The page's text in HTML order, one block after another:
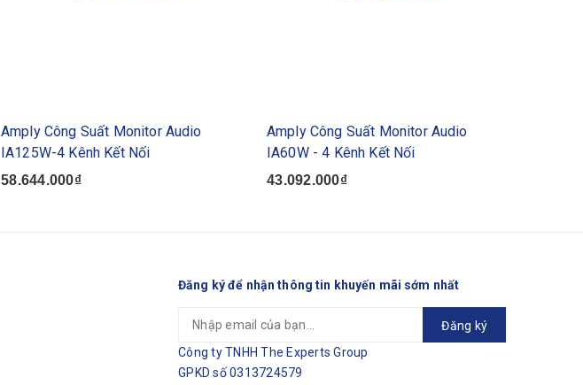
Amply Công Suất Monitor Audio
IA125W-4 Kênh Kết Nối
58.644.000₫
Amply Công Suất Monitor Audio
IA60W - 4 Kênh Kết Nối
43.092.000₫
Đăng ký để nhận thông tin khuyến mãi sớm nhất
Đăng ký
Công ty TNHH The Experts Group
GPKD số 0313724579